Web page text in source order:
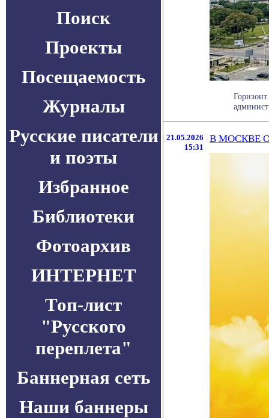
Поиск
Проекты
Посещаемость
Журналы
Русские писатели
и поэты
Избранное
Библиотеки
Фотоархив
ИНТЕРНЕТ
Топ-лист
"Русского
переплета"
Баннерная сеть
Наши баннеры
21.05.2026
15:31
В МОСКВЕ